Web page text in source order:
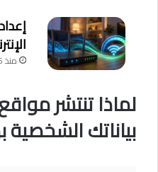
منذ 5 أيام
لماذا تنتشر
بياناتك